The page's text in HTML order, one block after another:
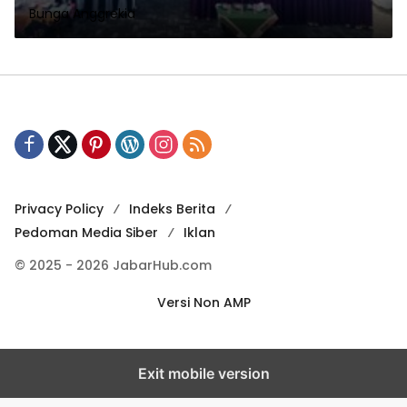
Tasikmalaya!
Bunga Anggrekia
Privacy Policy
Indeks Berita
Pedoman Media Siber
Iklan
© 2025 - 2026 JabarHub.com
Versi Non AMP
Exit mobile version